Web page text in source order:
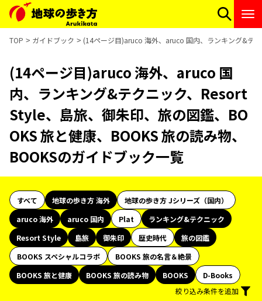
TOP ガイドブック (14ページ目)aruco 海外、aruco 国内、ランキング&テ
(14ページ目)aruco 海外、aruco 国
内、ランキング&テクニック、Resort
Style、島旅、御朱印、旅の図鑑、BO
OKS 旅と健康、BOOKS 旅の読み物、
BOOKSのガイドブック一覧
すべて 地球の歩き方 海外
地球の歩き方 Jシリーズ（国内）
aruco 海外
aruco 国内 Plat
ランキング&テクニック
Resort Style
島旅 御朱印 歴史時代
旅の図鑑
BOOKS スペシャルコラボ
BOOKS 旅の名言＆絶景
BOOKS 旅と健康
BOOKS 旅の読み物 BOOKS
D-Books
絞り込み条件を追加